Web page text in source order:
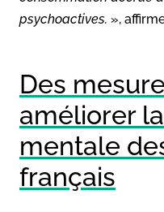
psychoactives. »,
Des
améliorer
mentale
français